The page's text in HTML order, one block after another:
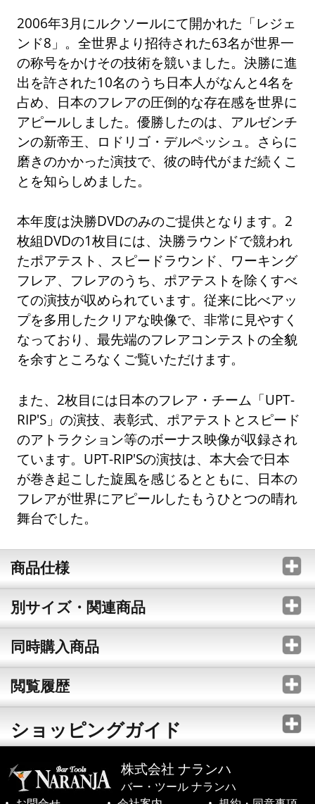
2006年3月にルクソールにて開かれた「レジェ
ンド8」。全世界より招待された63名が世界一
の称号をかけその技術を競いました。決勝に進
出を許された10名のうち日本人がなんと4名を
占め、日本のフレアの圧倒的な存在感を世界に
アピールしました。優勝したのは、アルゼンチ
ンの新帝王、ロドリゴ・デルペッシュ。さらに
磨きのかかった演技で、彼の時代がまだ続くこ
とを知らしめました。
本年度は決勝DVDのみのご提供となります。2
枚組DVDの1枚目には、決勝ラウンドで競われ
たポアテスト、スピードラウンド、ワーキング
フレア、フレアのうち、ポアテストを除くすべ
ての演技が収められています。従来に比べアッ
プを多用したクリアな映像で、非常に見やすく
なっており、最先端のフレアコンテストの全貌
を余すところなくご覧いただけます。
また、2枚目には日本のフレア・チーム「UPT-
RIP'S」の演技、表彰式、ポアテストとスピード
のアトラクション等のボーナス映像が収録され
ています。UPT-RIP'Sの演技は、本大会で日本
が巻き起こした旋風を感じるとともに、日本の
フレアが世界にアピールしたもうひとつの晴れ
舞台でした。
商品仕様
別サイズ・関連商品
同時購入商品
閲覧履歴
ショッピングガイド
株式会社 ナランハ
バー・ツール ナランハ